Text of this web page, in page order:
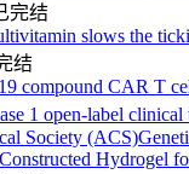
完结
slows the
结
compound CAR T
1 open-label clinical
Hydrogel